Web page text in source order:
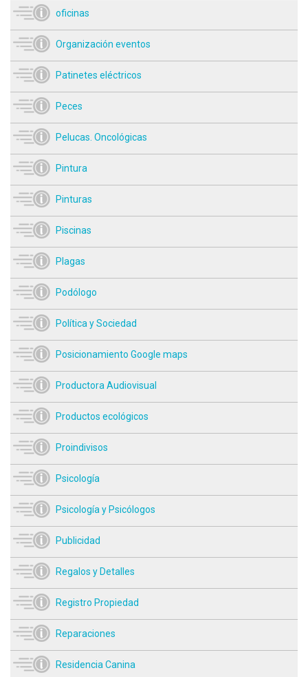
oficinas
Organización eventos
Patinetes eléctricos
Peces
Pelucas. Oncológicas
Pintura
Pinturas
Piscinas
Plagas
Podólogo
Política y Sociedad
Posicionamiento Google maps
Productora Audiovisual
Productos ecológicos
Proindivisos
Psicología
Psicología y Psicólogos
Publicidad
Regalos y Detalles
Registro Propiedad
Reparaciones
Residencia Canina